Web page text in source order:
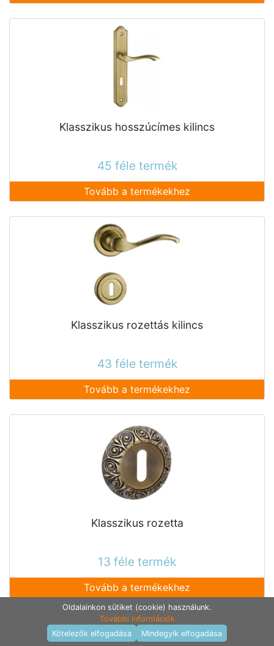
Termékek raktáron
Klasszikus hosszúcímes kilincs
45 féle termék
Tovább a termékekhez
Klasszikus rozettás kilincs
43 féle termék
Tovább a termékekhez
Klasszikus rozetta
13 féle termék
Tovább a termékekhez
Oldalainkon sütiket (cookie) használunk.
További információk
Kötelezők elfogadása
Mindegyik elfogadása